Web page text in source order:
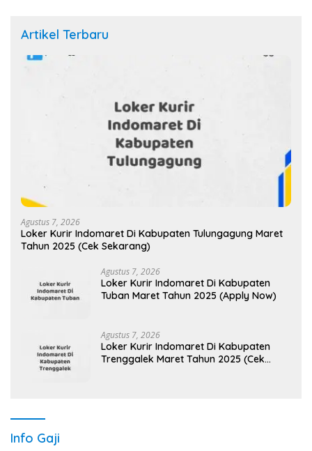
Artikel Terbaru
Agustus 7, 2026
Loker Kurir Indomaret Di Kabupaten Tulungagung Maret
Tahun 2025 (Cek Sekarang)
Agustus 7, 2026
Loker Kurir Indomaret Di Kabupaten
Tuban Maret Tahun 2025 (Apply Now)
Agustus 7, 2026
Loker Kurir Indomaret Di Kabupaten
Trenggalek Maret Tahun 2025 (Cek
Info Gaji